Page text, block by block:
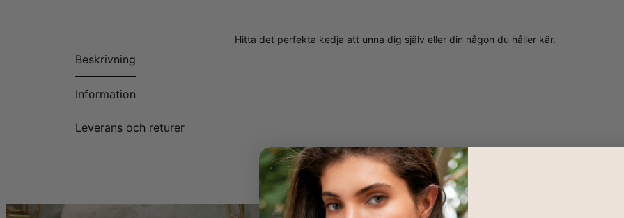
Beskrivning
Information
Leverans och returer
Hitta det perfekta kedja att unna dig själv eller din någon du håller kär.